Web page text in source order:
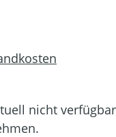
nicht